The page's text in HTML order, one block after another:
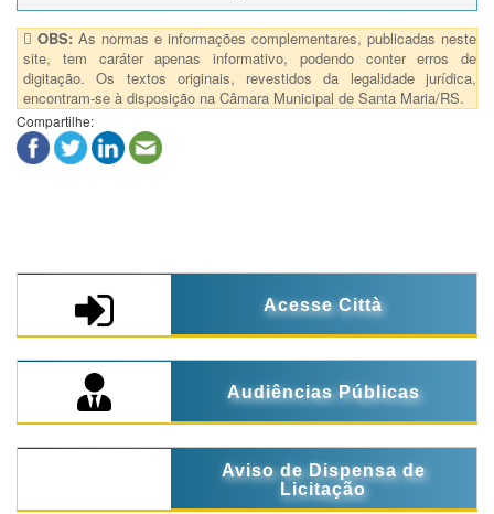
OBS: As normas e informações complementares, publicadas neste
site, tem caráter apenas informativo, podendo conter erros de
digitação. Os textos originais, revestidos da legalidade jurídica,
encontram-se à disposição na Câmara Municipal de Santa Maria/RS.
Compartilhe:
Acesse Città
Audiências Públicas
Aviso de Dispensa de
Licitação